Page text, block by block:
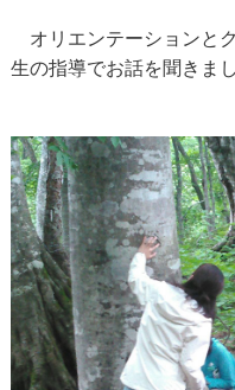
オリエンテーションと
生の指導でお話を聞きまし